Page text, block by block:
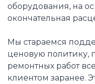
оборудования, на
окончательная
Мы стараемся
ценовую политику,
ремонтных работ
клиентом заранее.